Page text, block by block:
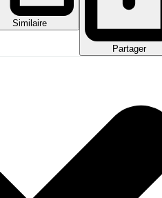
Similaire
Partager